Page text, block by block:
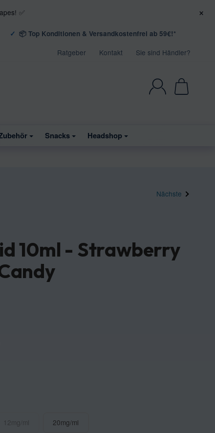
✅ ×
📦 Top Konditionen & Versandkostenfrei ab 59€!*
Ratgeber Kontakt Sie sind Händler?
Snacks Headshop
Nächste
10ml - Strawberry
12mg/ml12mg/ml20mg/ml